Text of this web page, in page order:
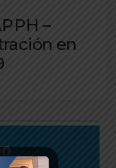
–
en